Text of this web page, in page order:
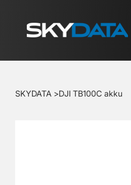
SKYDATA >DJI TB100C akku